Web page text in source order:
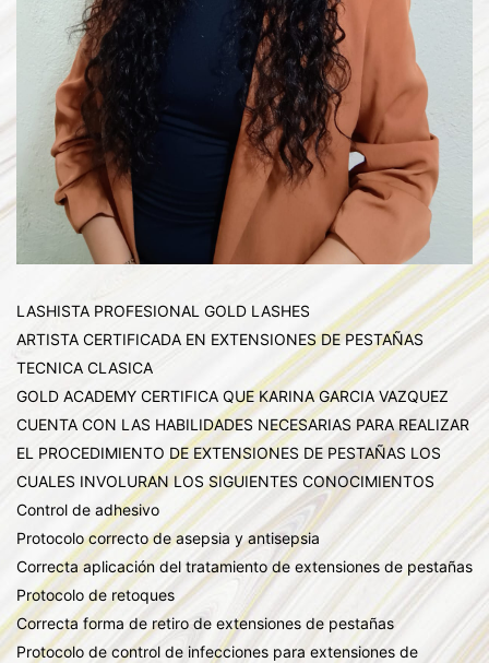
LASHISTA PROFESIONAL GOLD LASHES
ARTISTA CERTIFICADA EN EXTENSIONES DE PESTAÑAS
TECNICA CLASICA
GOLD ACADEMY CERTIFICA QUE KARINA GARCIA VAZQUEZ
CUENTA CON LAS HABILIDADES NECESARIAS PARA REALIZAR
EL PROCEDIMIENTO DE EXTENSIONES DE PESTAÑAS LOS
CUALES INVOLURAN LOS SIGUIENTES CONOCIMIENTOS
Control de adhesivo
Protocolo correcto de asepsia y antisepsia
Correcta aplicación del tratamiento de extensiones de pestañas
Protocolo de retoques
Correcta forma de retiro de extensiones de pestañas
Protocolo de control de infecciones para extensiones de